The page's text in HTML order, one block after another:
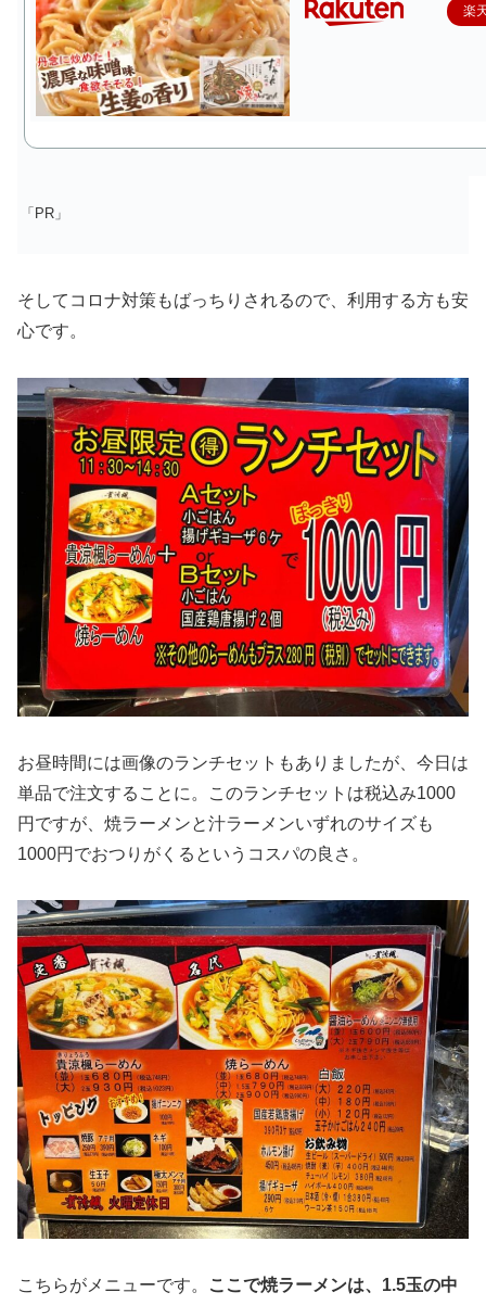
楽
「PR」
そしてコロナ対策もばっちりされるので、利用する方も安
心です。
お昼時間には画像のランチセットもありましたが、今日は
単品で注文することに。このランチセットは税込み1000
円ですが、焼ラーメンと汁ラーメンいずれのサイズも
1000円でおつりがくるというコスパの良さ。
こちらがメニューです。
ここで焼ラーメンは、1.5玉の中